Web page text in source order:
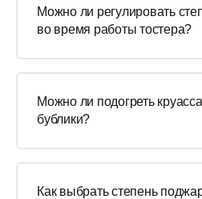
Можно ли регулировать
во время работы тостера?
Можно ли подогреть
бублики?
Как выбрать степень